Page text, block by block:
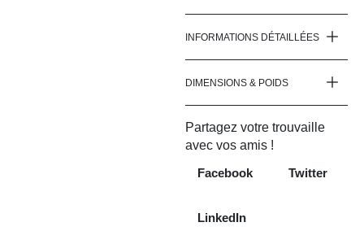
INFORMATIONS DÉTAILLÉES
DIMENSIONS & POIDS
Partagez votre trouvaille
avec vos amis !
Facebook
Twitter
LinkedIn